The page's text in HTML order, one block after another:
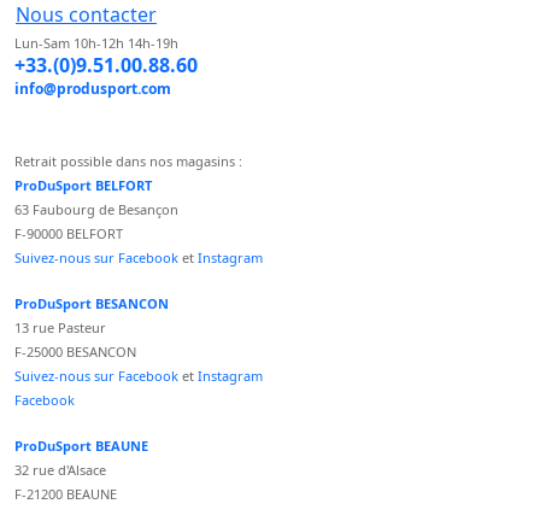
Nous contacter
Lun-Sam 10h-12h 14h-19h
+33.(0)9.51.00.88.60
info@produsport.com
Retrait possible dans nos magasins :
ProDuSport BELFORT
63 Faubourg de Besançon
F-90000 BELFORT
Suivez-nous sur Facebook et Instagram
ProDuSport BESANCON
13 rue Pasteur
F-25000 BESANCON
Suivez-nous sur Facebook et Instagram
Facebook
ProDuSport BEAUNE
32 rue d'Alsace
F-21200 BEAUNE